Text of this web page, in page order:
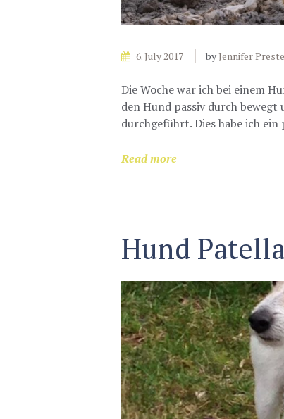
6. July 2017 byJennifer
Die Woche war ich bei einem
den Hund passiv durch
durchgeführt. Dies habe ich
Read more
Hund